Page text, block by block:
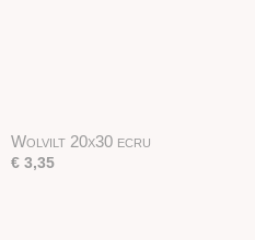
Wolvilt 20x30 ecru
€ 3,35